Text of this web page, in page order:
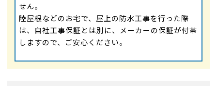
せん。
陸屋根などのお宅で、屋上の防水工事を行った際
は、自社工事保証とは別に、メーカーの保証が付帯
しますので、ご安心ください。